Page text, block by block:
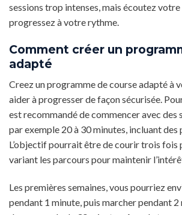
sessions trop intenses, mais écoutez
progressez à votre rythme.
Comment créer un
adapté
Creez un programme de course adapté à
aider à progresser de façon sécurisée.
est recommandé de commencer avec des
par exemple 20 à 30 minutes, incluant des
L’objectif pourrait être de courir trois fois
variant les parcours pour maintenir
Les premières semaines, vous pourriez
pendant 1 minute, puis marcher pendant 2